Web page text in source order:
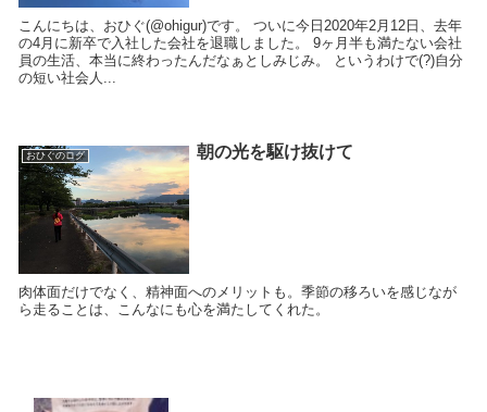
こんにちは、おひぐ(@ohigur)です。 ついに今日2020年2月12日、去年
の4月に新卒で入社した会社を退職しました。 9ヶ月半も満たない会社
員の生活、本当に終わったんだなぁとしみじみ。 というわけで(?)自分
の短い社会人...
おひぐのログ 朝の光を駆け抜けて
肉体面だけでなく、精神面へのメリットも。季節の移ろいを感じなが
ら走ることは、こんなにも心を満たしてくれた。